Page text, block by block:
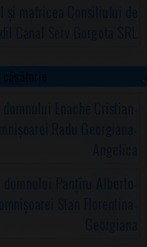
și matricea Consiliului de
Canal Serv Gorgota SRL
Enache Cristian-
Radu Georgiana-
Angelica
Panțîru Alberto-
Stan Florentina-
Georgiana